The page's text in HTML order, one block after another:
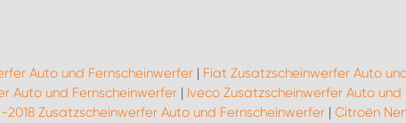
Auto und Fernscheinwerfer| Fiat Zusatzscheinwerfer Auto
Auto und Fernscheinwerfer| Iveco Zusatzscheinwerfer Auto und
Zusatzscheinwerfer Auto und Fernscheinwerfer| Citroën